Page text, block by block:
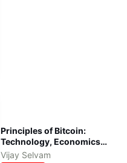
Principles of Bitcoin:
Technology, Economics,
Politics, and Philosophy
Vijay Selvam